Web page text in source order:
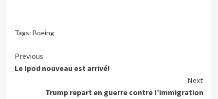
Tags: Boeing
Continue
Reading
Previous
Le Ipod nouveau est arrivé!
Next
Trump repart en guerre contre l’immigration